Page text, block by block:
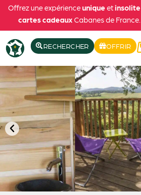
Offrez une expérienceunique etinsolite
cartes cadeauxCabanes de France.
RECHERCHER OFFRIR